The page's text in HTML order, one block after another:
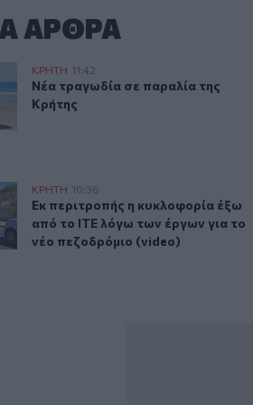
AΡΘΡΑ
παραλία της Κρήτης
ΚΡΗΤΗ 11:42
Νέα τραγωδία σε παραλία της
Νέα τραγωδία σε παραλία της
Κρήτης
κυκλοφορία έξω από το ΙΤΕ λόγω
ΚΡΗΤΗ 10:36
Εκ περιτροπής η κυκλοφορία
Εκ περιτροπής η κυκλοφορία έξω
από το ΙΤΕ λόγω των έργων για το
νέο πεζοδρόμιο (video)